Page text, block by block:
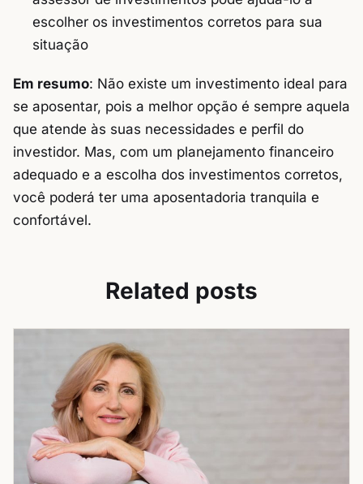
escolher os investimentos corretos para sua
situação
Em resumo: Não existe um investimento ideal para
se aposentar, pois a melhor opção é sempre aquela
que atende às suas necessidades e perfil do
investidor. Mas, com um planejamento financeiro
adequado e a escolha dos investimentos corretos,
você poderá ter uma aposentadoria tranquila e
confortável.
Related posts